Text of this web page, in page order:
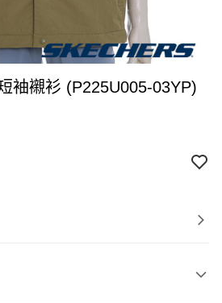
袖襯衫 (P225U005-03YP)